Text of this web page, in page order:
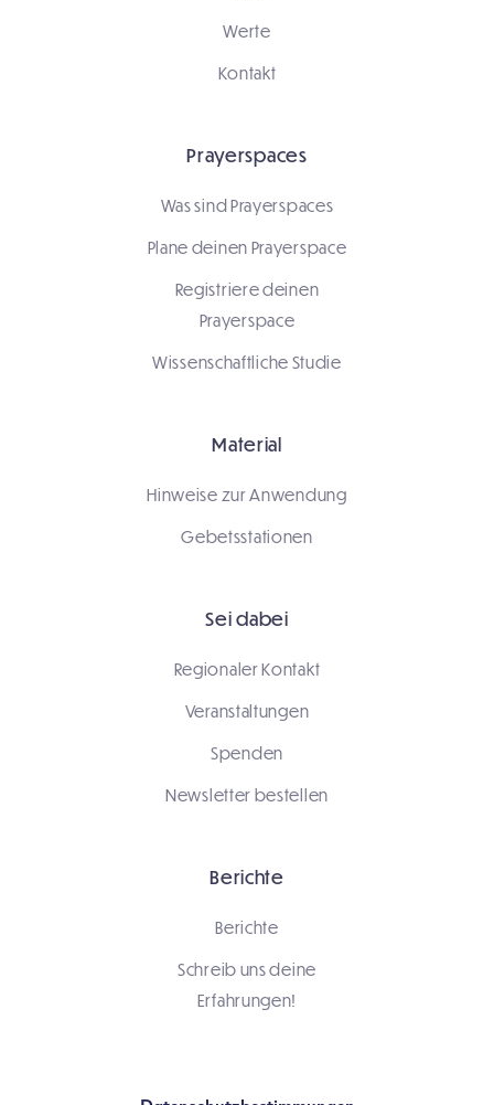
Werte
Kontakt
Prayerspaces
Was sind Prayerspaces
Plane deinen Prayerspace
Registriere deinen
Prayerspace
Wissenschaftliche Studie
Material
Hinweise zur Anwendung
Gebetsstationen
Sei dabei
Regionaler Kontakt
Veranstaltungen
Spenden
Newsletter bestellen
Berichte
Berichte
Schreib uns deine
Erfahrungen!